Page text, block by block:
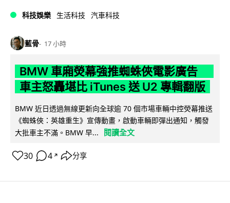
科技娛樂 生活科技 汽車科技
藍骨 17 小時
BMW 車廂熒幕強推蜘蛛俠電影廣告
車主怒轟堪比 iTunes 送 U2 專輯翻版
BMW 近日透過無線更新向全球逾 70 個市場車輛中控熒幕推送
《蜘蛛俠：英雄重生》宣傳動畫，啟動車輛即彈出通知，觸發
大批車主不滿。BMW 早...
閱讀全文
30 4 ↗ 分享